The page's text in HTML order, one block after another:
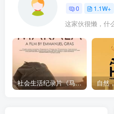
0 1.1W+
这家伙很懒，什
社会生活纪录片《马加拉 Makala》下载